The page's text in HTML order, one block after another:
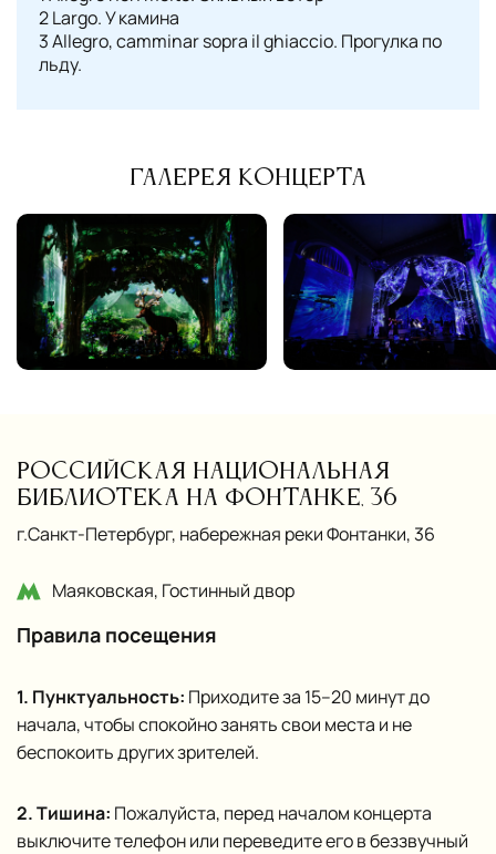
2 Largo. У камина
3 Allegro, camminar sopra il ghiaccio. Прогулка по
льду.
Галерея концерта
Российская национальная
библиотека на Фонтанке, 36
г.Санкт‑Петербург, набережная реки Фонтанки, 36
Маяковская, Гостинный двор
Правила посещения
1. Пунктуальность: Приходите за 15–20 минут до
начала, чтобы спокойно занять свои места и не
беспокоить других зрителей.
2. Тишина: Пожалуйста, перед началом концерта
выключите телефон или переведите его в беззвучный